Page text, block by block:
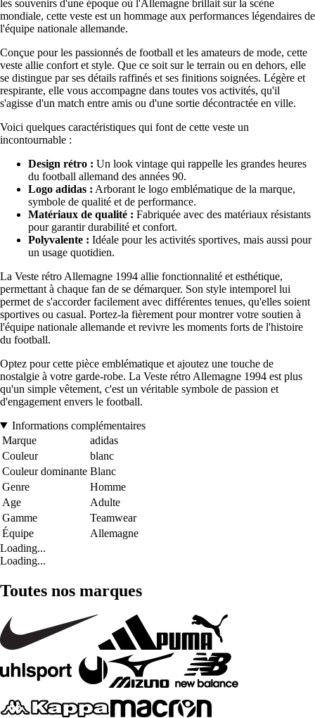
les souvenirs d'une époque où l'Allemagne brillait sur la scène
mondiale, cette veste est un hommage aux performances légendaires de
l'équipe nationale allemande.
Conçue pour les passionnés de football et les amateurs de mode, cette
veste allie confort et style. Que ce soit sur le terrain ou en dehors, elle
se distingue par ses détails raffinés et ses finitions soignées. Légère et
respirante, elle vous accompagne dans toutes vos activités, qu'il
s'agisse d'un match entre amis ou d'une sortie décontractée en ville.
Voici quelques caractéristiques qui font de cette veste un
incontournable :
Design rétro : Un look vintage qui rappelle les grandes heures
du football allemand des années 90.
Logo adidas : Arborant le logo emblématique de la marque,
symbole de qualité et de performance.
Matériaux de qualité : Fabriquée avec des matériaux résistants
pour garantir durabilité et confort.
Polyvalente : Idéale pour les activités sportives, mais aussi pour
un usage quotidien.
La Veste rétro Allemagne 1994 allie fonctionnalité et esthétique,
permettant à chaque fan de se démarquer. Son style intemporel lui
permet de s'accorder facilement avec différentes tenues, qu'elles soient
sportives ou casual. Portez-la fièrement pour montrer votre soutien à
l'équipe nationale allemande et revivre les moments forts de l'histoire
du football.
Optez pour cette pièce emblématique et ajoutez une touche de
nostalgie à votre garde-robe. La Veste rétro Allemagne 1994 est plus
qu'un simple vêtement, c'est un véritable symbole de passion et
d'engagement envers le football.
Informations complémentaires
Marque
adidas
Couleur
blanc
Couleur dominante Blanc
Genre
Homme
Age
Adulte
Gamme
Teamwear
Équipe
Allemagne
Loading...
Loading...
Toutes nos marques